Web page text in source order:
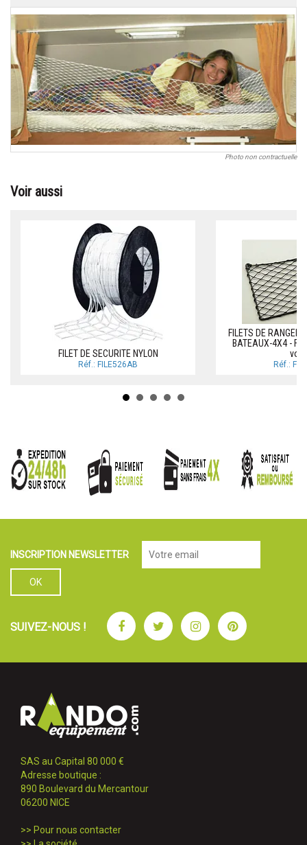
Photo non contractuelle
Voir aussi
FILET DE SECURITE NYLON
Réf.: FILE526AB
FILETS DE
BATEAUX-4X4 -
Réf.:
INSCRIPTION NEWSLETTER
SUIVEZ-NOUS ! FacebookTwitterInstagramPinterest
SAS au Capital 80 000 €
Adresse boutique :
890 Boulevard du Mercantour
06200 NICE
>> Pour nous contacter